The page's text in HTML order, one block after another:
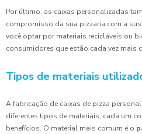
Por último, as caixas personalizadas
compromisso da sua pizzaria com a
você optar por materiais recicláveis ou
consumidores que estão cada vez mais
Tipos de materiais
A fabricação de caixas de pizza
diferentes tipos de materiais, cada um
benefícios. O material mais comum é o